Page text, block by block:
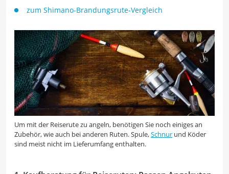
zum Shimano-Brandungsrute-Vergleich
Um mit der Reiserute zu angeln, benötigen Sie noch einiges an
Zubehör, wie auch bei anderen Ruten. Spule,Schnur und Köder
sind meist nicht im Lieferumfang enthalten.